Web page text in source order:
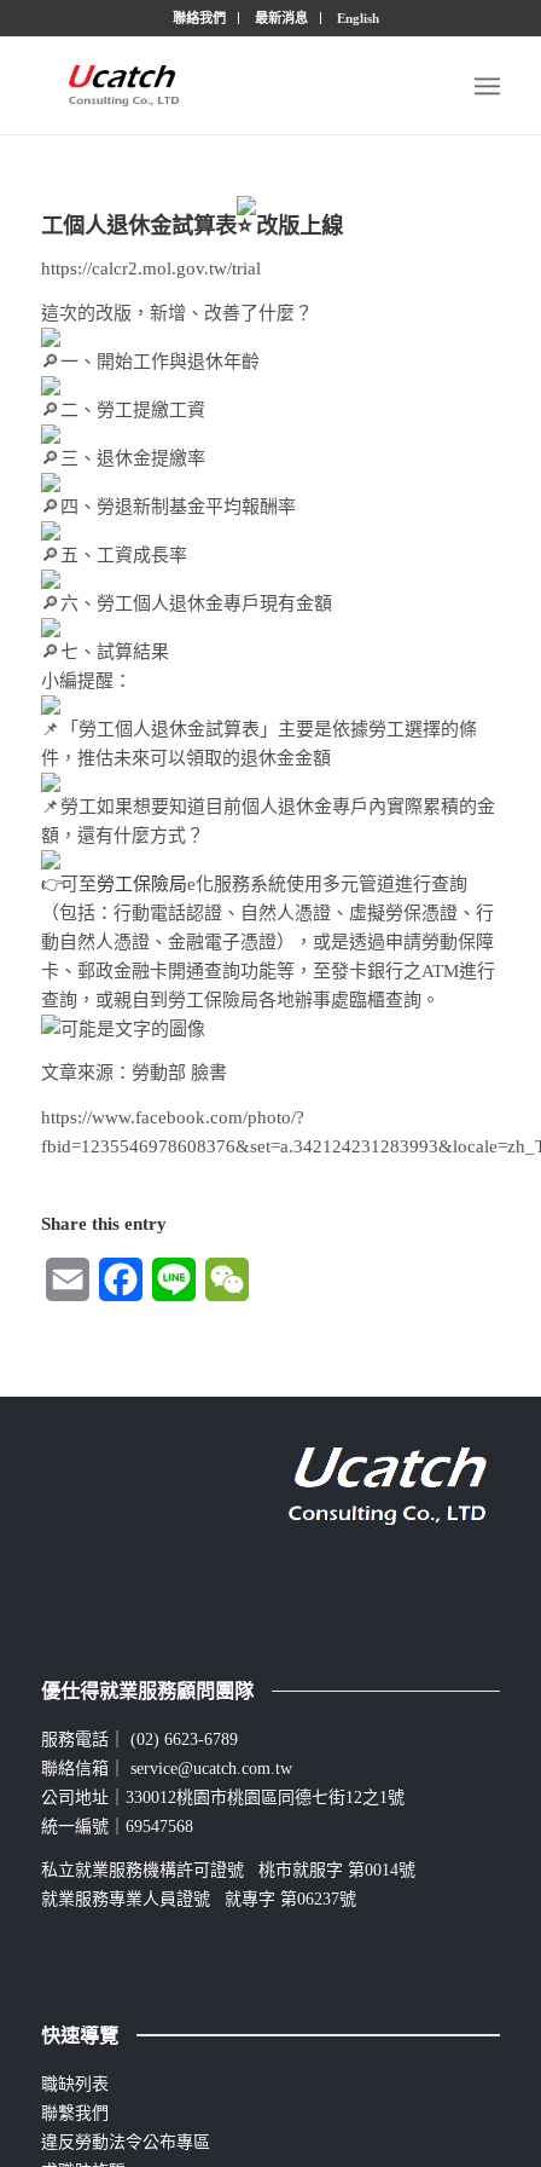
聯絡我們 最新消息 English
工個人退休金試算表 改版上線
https://calcr2.mol.gov.tw/trial
這次的改版，新增、改善了什麼？
一、開始工作與退休年齡
二、勞工提繳工資
三、退休金提繳率
四、勞退新制基金平均報酬率
五、工資成長率
六、勞工個人退休金專戶現有金額
七、試算結果
小編提醒：
「勞工個人退休金試算表」主要是依據勞工選擇的條
件，推估未來可以領取的退休金金額
勞工如果想要知道目前個人退休金專戶內實際累積的金
額，還有什麼方式？
可至勞工保險局e化服務系統使用多元管道進行查詢
（包括：行動電話認證、自然人憑證、虛擬勞保憑證、行
動自然人憑證、金融電子憑證），或是透過申請勞動保障
卡、郵政金融卡開通查詢功能等，至發卡銀行之ATM進行
查詢，或親自到勞工保險局各地辦事處臨櫃查詢。
文章來源：勞動部 臉書
https://www.facebook.com/photo/?
Share this entry
Email FacebookLine
優仕得就業服務顧問團隊
服務電話｜ (02) 6623-6789
聯絡信箱｜ service@ucatch.com.tw
公司地址｜330012桃園市桃園區同德七街12之1號
統一編號｜69547568
私立就業服務機構許可證號 桃市就服字 第0014號
就業服務專業人員證號 就專字 第06237號
快速導覽
職缺列表
聯繫我們
違反勞動法令公布專區